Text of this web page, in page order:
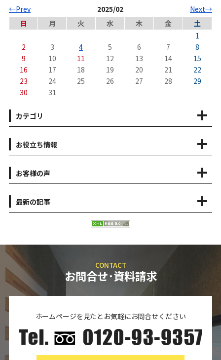
←Prev 2025/02
Next→
日
月 火 水 木 金
土
1
2
3 4 5 6 7
8
9
10 11 12 13 14
15
16
17 18 19 20 21
22
23
24 25 26 27 28
29
30
31
カテゴリ
お役立ち情報
お客様の声
最新の記事
CONTACT
お問合せ･資料請求
ホームページを見たとお気軽にお問合せください